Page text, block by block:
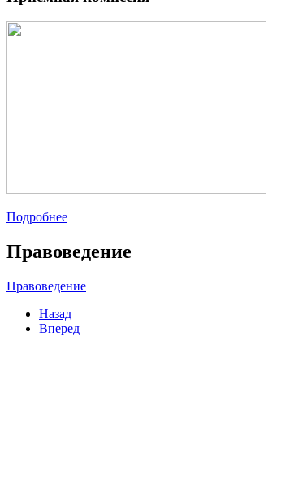
Подробнее
Правоведение
Правоведение
Назад
Вперед